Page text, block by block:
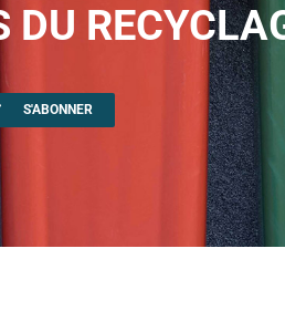
DU
S'ABONNER